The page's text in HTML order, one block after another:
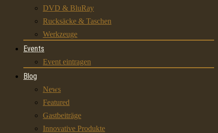
DVD & BluRay
Rucksäcke & Taschen
Werkzeuge
Events
Event eintragen
Blog
News
Featured
Gastbeiträge
Innovative Produkte